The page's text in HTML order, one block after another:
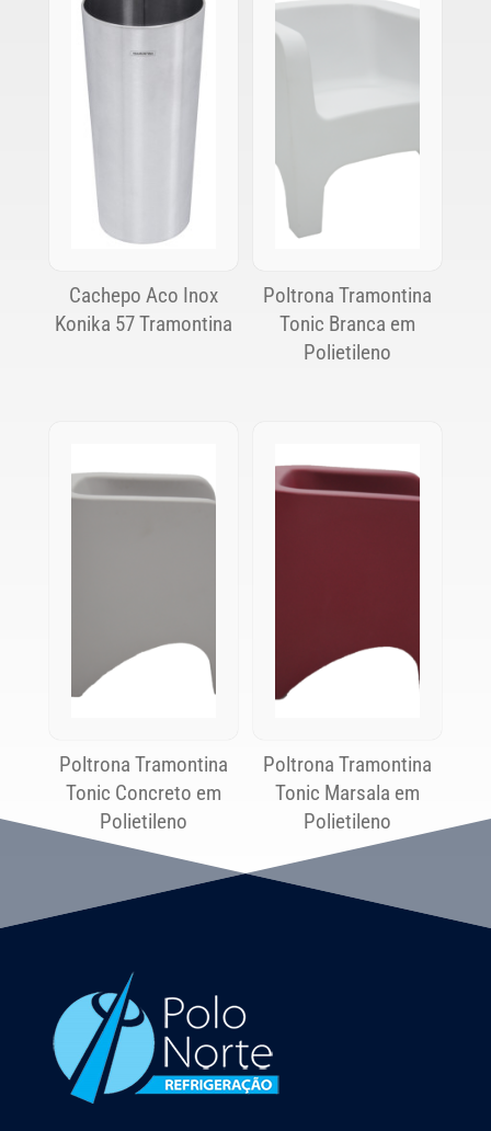
Cachepo Aco Inox
Konika 57 Tramontina
Poltrona Tramontina
Tonic Branca em
Polietileno
Poltrona Tramontina
Tonic Concreto em
Polietileno
Poltrona Tramontina
Tonic Marsala em
Polietileno